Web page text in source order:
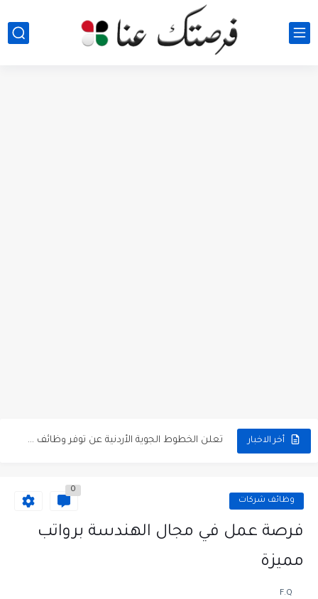
أخر الاخبار تعلن الخطوط الجوية الأردنية عن توفر وظائف شاغرة لمضيفي طيران
مطلوب عامل نظافة عدد 2 بدوام كامل او جزئي في... وظائف شركات
0
فرصة عمل في مجال الهندسة برواتب
مميزة
F.Q